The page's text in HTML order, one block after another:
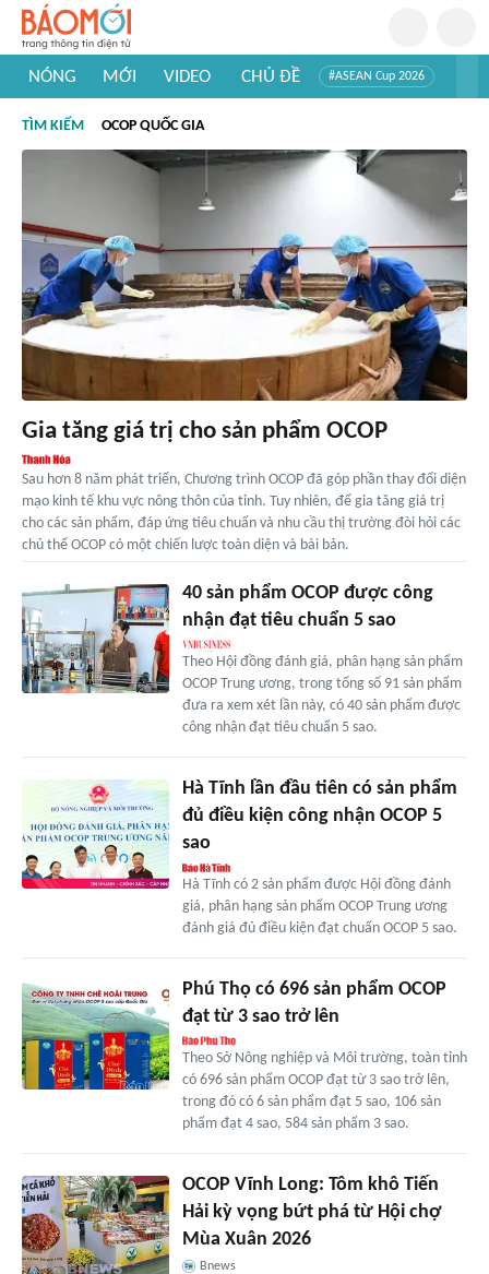
NÓNG MỚI VIDEO CHỦ ĐỀ #ASEAN Cup 2026
#Khám phá thế giới
TÌM KIẾM OCOP QUỐC GIA
Gia tăng giá trị cho sản phẩm OCOP
Sau hơn 8 năm phát triển, Chương trình OCOP đã góp phần thay đổi diện
mạo kinh tế khu vực nông thôn của tỉnh. Tuy nhiên, để gia tăng giá trị
cho các sản phẩm, đáp ứng tiêu chuẩn và nhu cầu thị trường đòi hỏi các
chủ thể OCOP có một chiến lược toàn diện và bài bản.
40 sản phẩm OCOP được công
nhận đạt tiêu chuẩn 5 sao
Theo Hội đồng đánh giá, phân hạng sản phẩm
OCOP Trung ương, trong tổng số 91 sản phẩm
đưa ra xem xét lần này, có 40 sản phẩm được
công nhận đạt tiêu chuẩn 5 sao.
Hà Tĩnh lần đầu tiên có sản phẩm
đủ điều kiện công nhận OCOP 5
sao
Hà Tĩnh có 2 sản phẩm được Hội đồng đánh
giá, phân hạng sản phẩm OCOP Trung ương
đánh giá đủ điều kiện đạt chuẩn OCOP 5 sao.
Phú Thọ có 696 sản phẩm OCOP
đạt từ 3 sao trở lên
Theo Sở Nông nghiệp và Môi trường, toàn tỉnh
có 696 sản phẩm OCOP đạt từ 3 sao trở lên,
trong đó có 6 sản phẩm đạt 5 sao, 106 sản
phẩm đạt 4 sao, 584 sản phẩm 3 sao.
OCOP Vĩnh Long: Tôm khô Tiến
Hải kỳ vọng bứt phá từ Hội chợ
Mùa Xuân 2026
Bnews